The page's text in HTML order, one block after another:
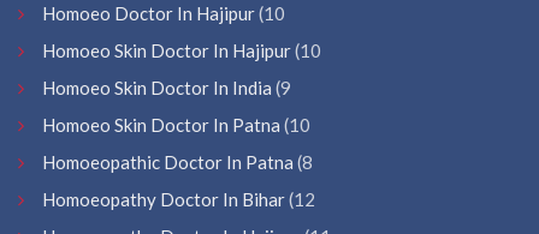
Homoeo Doctor In Hajipur(10
Homoeo Skin Doctor In Hajipur(10
Homoeo Skin Doctor In India (9
Homoeo Skin Doctor In Patna (10
Homoeopathic Doctor In Patna (8
Homoeopathy Doctor In Bihar(12